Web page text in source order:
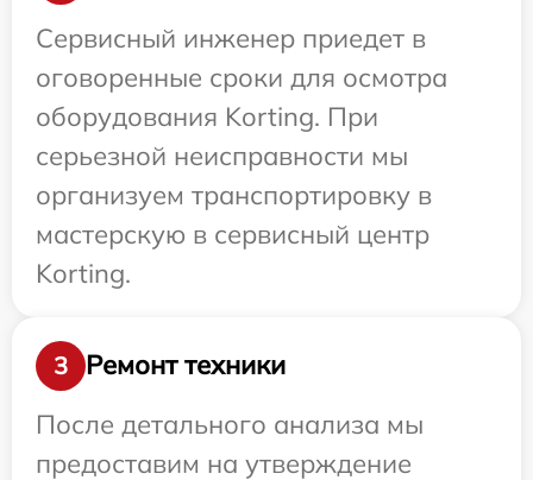
Сервисный инженер приедет в
оговоренные сроки для осмотра
оборудования Korting. При
серьезной неисправности мы
организуем транспортировку в
мастерскую в сервисный центр
Korting.
3
Ремонт техники
После детального анализа мы
предоставим на утверждение